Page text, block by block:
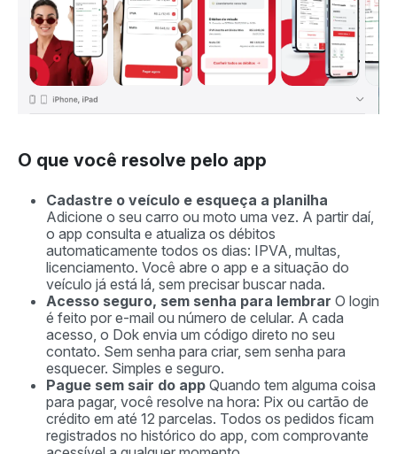
O que você resolve pelo app
Cadastre o veículo e esqueça a planilha
Adicione o seu carro ou moto uma vez. A partir daí,
o app consulta e atualiza os débitos
automaticamente todos os dias: IPVA, multas,
licenciamento. Você abre o app e a situação do
veículo já está lá, sem precisar buscar nada.
Acesso seguro, sem senha para lembrar O login
é feito por e-mail ou número de celular. A cada
acesso, o Dok envia um código direto no seu
contato. Sem senha para criar, sem senha para
esquecer. Simples e seguro.
Pague sem sair do app Quando tem alguma coisa
para pagar, você resolve na hora: Pix ou cartão de
crédito em até 12 parcelas. Todos os pedidos ficam
registrados no histórico do app, com comprovante